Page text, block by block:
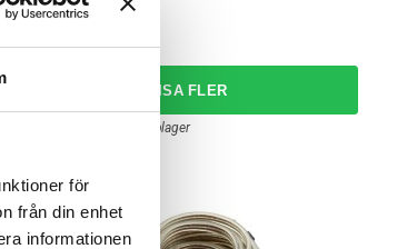
för
från din enhet
informationen
1 av 3 varianter i webblager